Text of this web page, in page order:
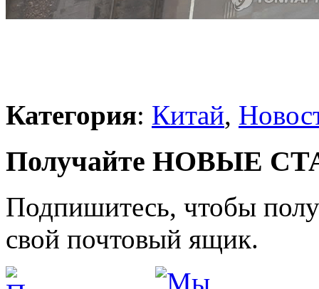
Категория: Китай,
Получайте НОВЫЕ
Подпишитесь, чтобы
свой почтовый ящик.